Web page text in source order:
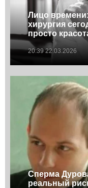
Лицо
хирургия
просто
20:39 22.03.2026
Сперма
реальный